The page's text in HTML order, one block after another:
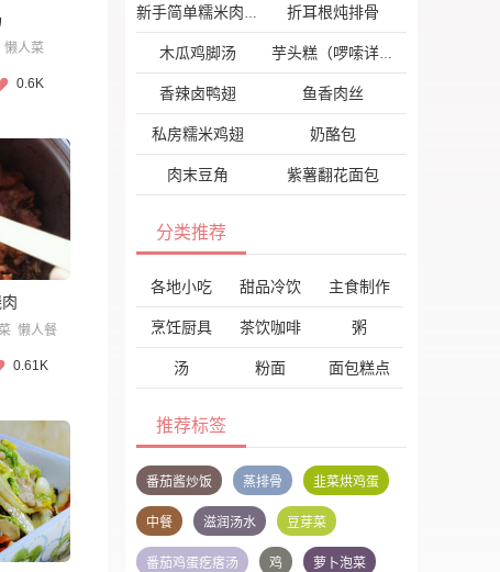
懒人菜
0.6K
懒人餐
0.61K
新手简单糯米肉末烧麦 折耳根炖排骨
木瓜鸡脚汤 芋头糕（啰嗦详细版）
香辣卤鸭翅 鱼香肉丝
私房糯米鸡翅 奶酪包
肉末豆角 紫薯翻花面包
分类推荐
各地小吃 甜品冷饮 主食制作
烹饪厨具 茶饮咖啡 粥
汤 粉面 面包糕点
推荐标签
番茄酱炒饭 蒸排骨 韭菜烘鸡蛋
中餐 滋润汤水 豆芽菜
番茄鸡蛋疙瘩汤 鸡 萝卜泡菜